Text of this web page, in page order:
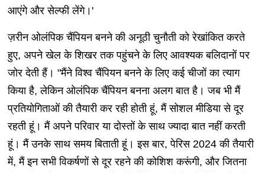
आएंगे और सेल्फी लेंगे।'
ज़रीन ओलंपिक चैंपियन बनने की अनूठी चुनौती को रेखांकित करते
हुए, अपने खेल के शिखर तक पहुंचने के लिए आवश्यक बलिदानों पर
जोर देती हैं। "मैंने विश्व चैंपियन बनने के लिए कई चीजों का त्याग
किया है, लेकिन ओलंपिक चैंपियन बनना अलग बात है। जब भी मैं
प्रतियोगिताओं की तैयारी कर रही होती हूं, मैं सोशल मीडिया से दूर
रहती हूं। मैं अपने परिवार या दोस्तों के साथ ज्यादा बात नहीं करती
हूं। मैं उनके साथ समय बिताती हूं। इस बार, पेरिस 2024 की तैयारी
में, मैं इन सभी विकर्षणों से दूर रहने की कोशिश करूंगी, और जितना